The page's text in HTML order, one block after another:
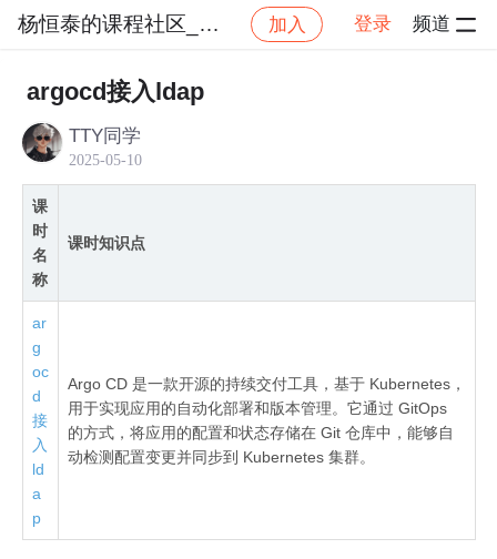
杨恒泰的课程社区_NO_1 加入 登录 频道
杨恒泰的课程社区_NO_1
argocd接入ldap
TTY同学
2025-05-10
课
时
名
称
课时知识点
ar
g
oc
d
接
入
ld
a
p
Argo CD 是一款开源的持续交付工具，基于 Kubernetes，
用于实现应用的自动化部署和版本管理。它通过 GitOps
的方式，将应用的配置和状态存储在 Git 仓库中，能够自
动检测配置变更并同步到 Kubernetes 集群。